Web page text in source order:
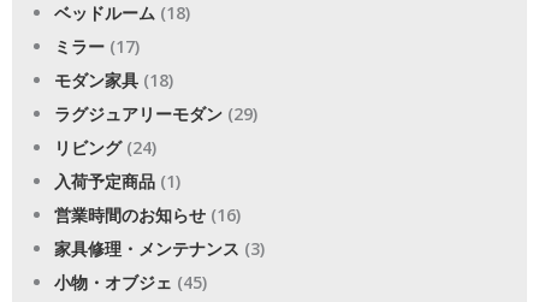
ベッドルーム (18)
ミラー (17)
モダン家具 (18)
ラグジュアリーモダン (29)
リビング(24)
入荷予定商品 (1)
営業時間のお知らせ (16)
家具修理・メンテナンス (3)
小物・オブジェ (45)